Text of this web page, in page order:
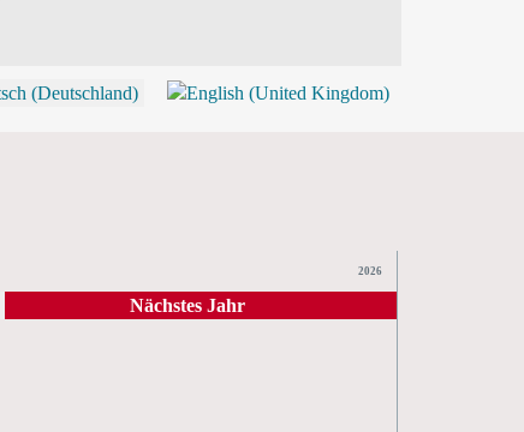
2026
Nächstes Jahr